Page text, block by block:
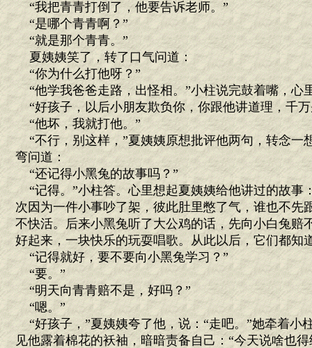
“我把青青打倒了，他要告诉老师。”
“是哪个青青啊？”
“就是那个青青。”
夏姨姨笑了，转了口气问道：
“你为什么打他呀？”
“他学我爸爸走路，出怪相。”小柱说完鼓着嘴，心
“好孩子，以后小朋友欺负你，你跟他讲道理，千万
“他坏，我就打他。”
“不行，别这样，”夏姨姨原想批评他两句，转念一
弯问道：
“还记得小黑兔的故事吗？”
“记得。”小柱答。心里想起夏姨姨给他讲过的故事
次因为一件小事吵了架，彼此肚里憋了气，谁也不先
不快活。后来小黑兔听了大公鸡的话，先向小白兔赔
好起来，一块快乐的玩耍唱歌。从此以后，它们都知
“记得就好，要不要向小黑兔学习？”
“要。”
“明天向青青赔不是，好吗？”
“嗯。”
“好孩子，”夏姨姨夸了他，说：“走吧。”她牵着小
见他露着棉花的袄袖，暗暗责备自己：“今天说啥也